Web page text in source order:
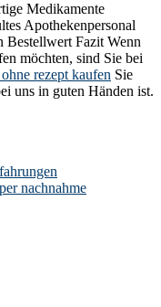
Medikamente
Apothekenpersonal
Bestellwert Fazit Wenn
möchten, sind Sie bei
rezept kaufen Sie
uns in guten Händen ist.
nachnahme